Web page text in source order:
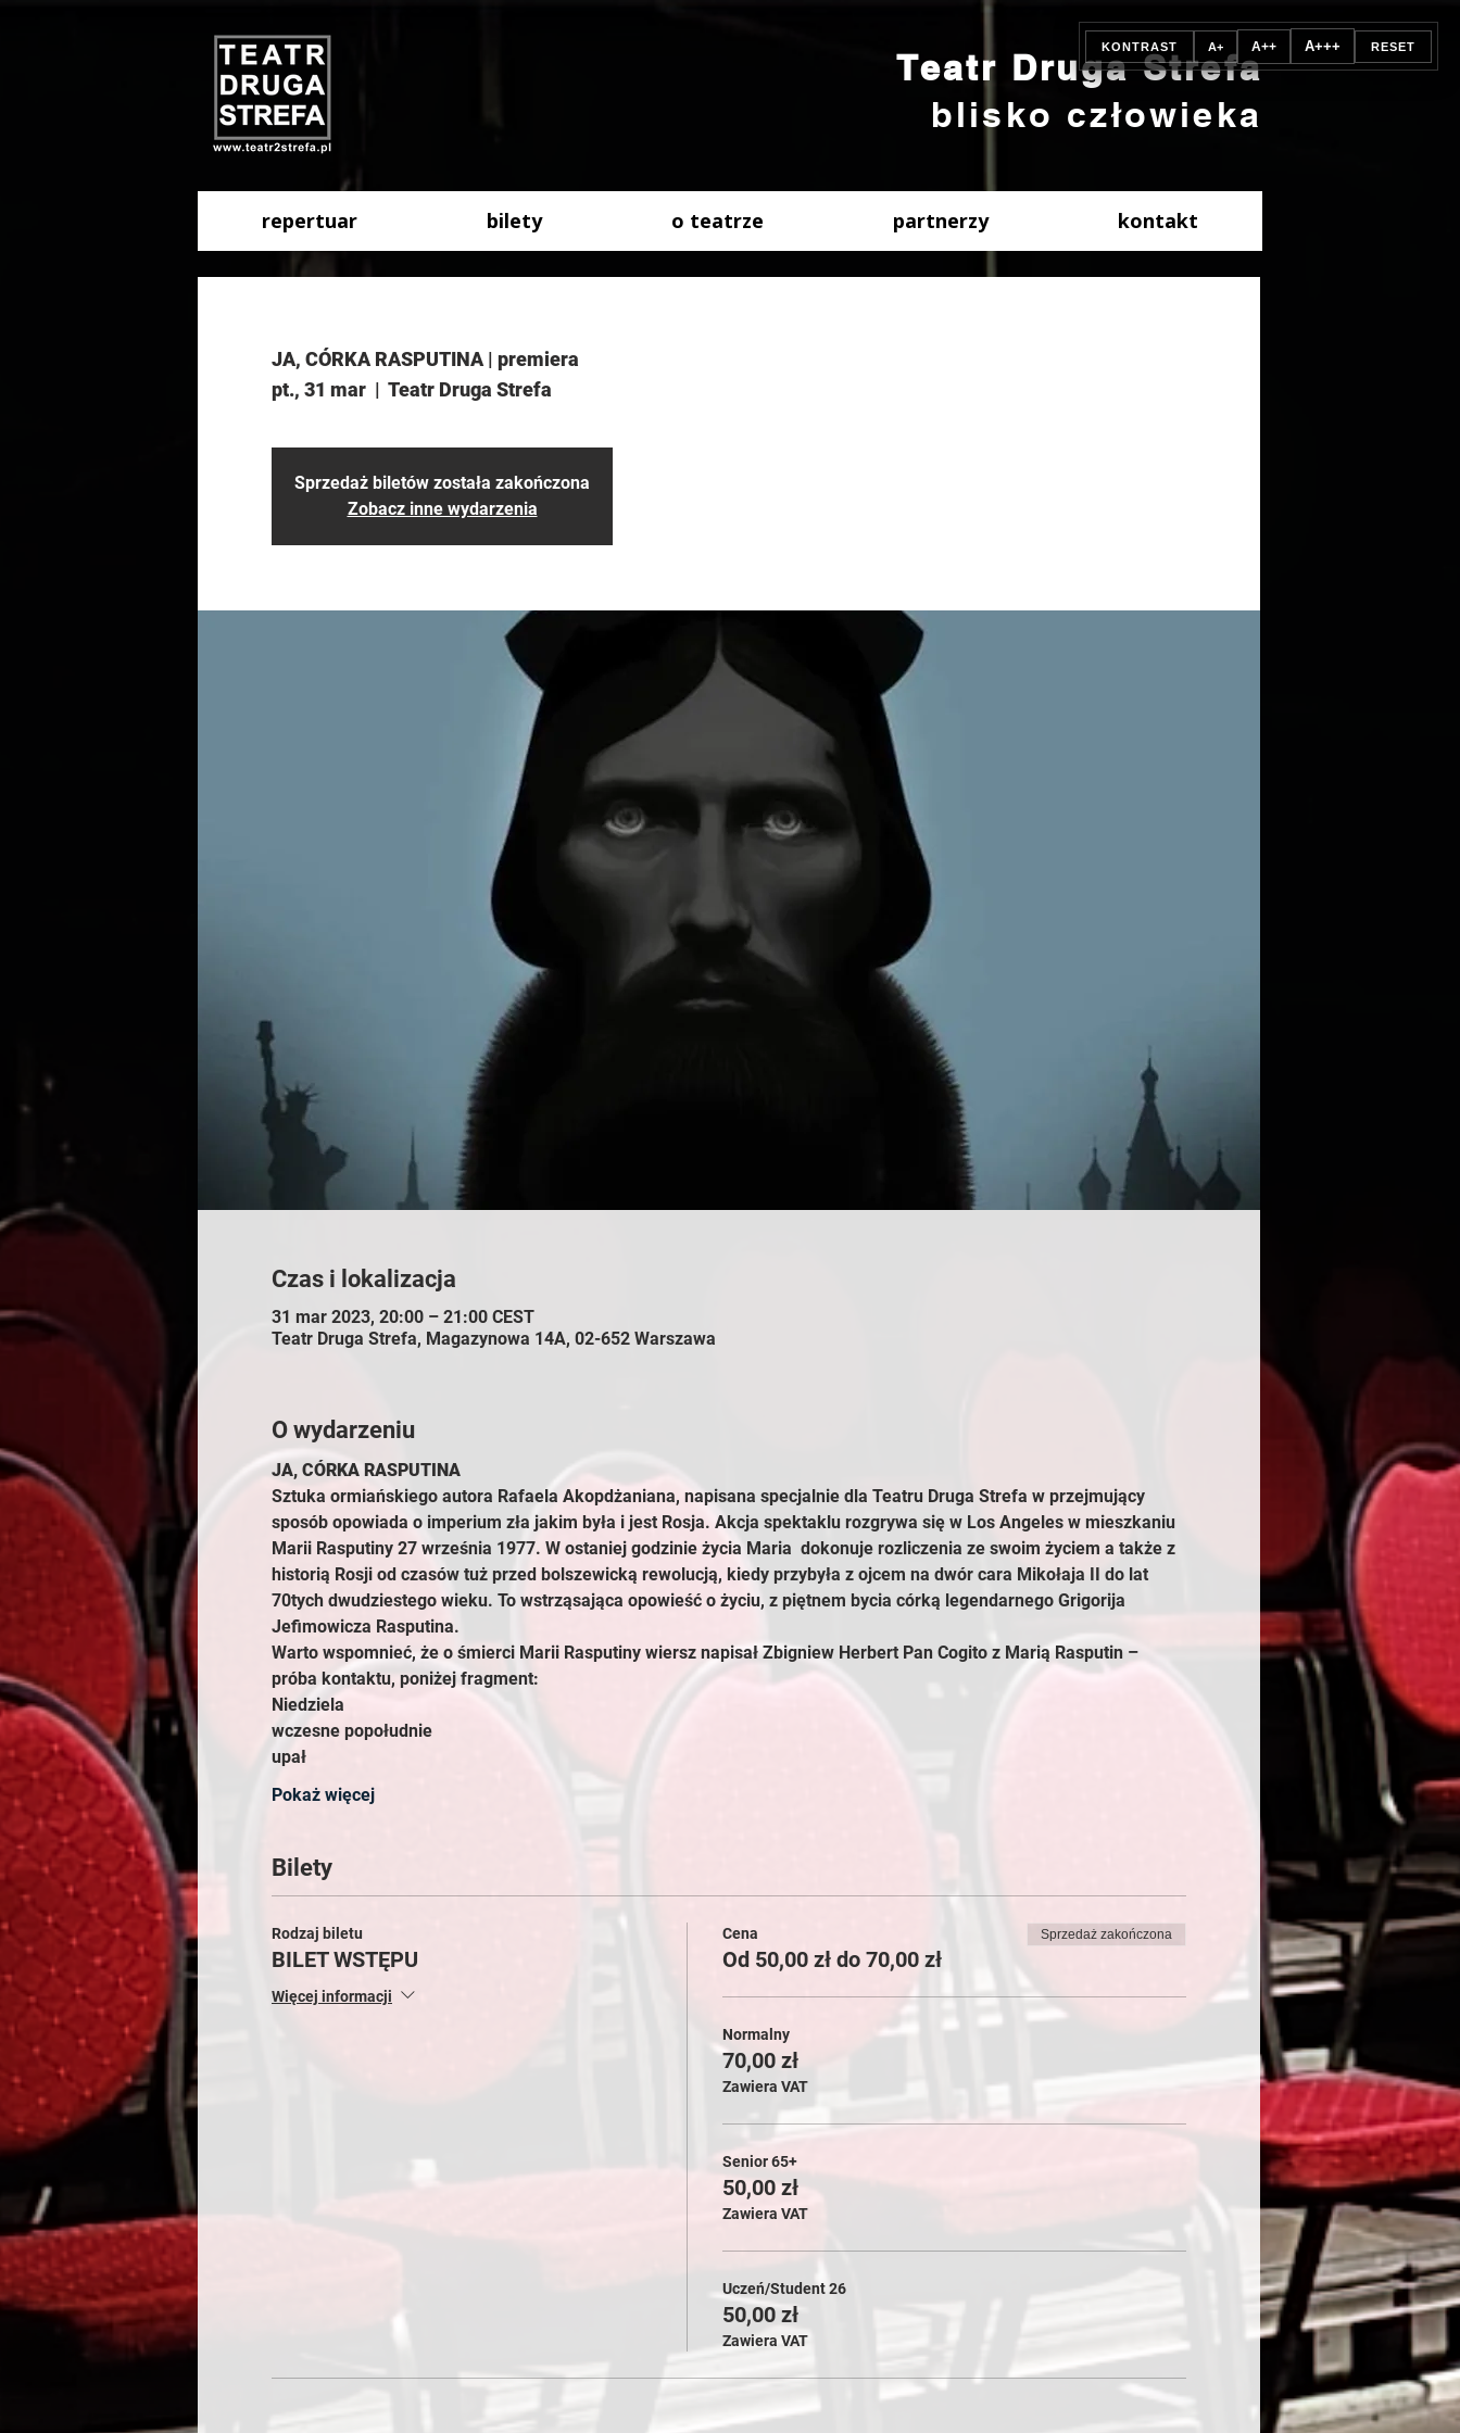
Teatr Druga Strefa
blisko człowieka
repertuar bilety o teatrze partnerzy kontakt
JA, CÓRKA RASPUTINA | premiera
pt., 31 mar
  |
Teatr Druga Strefa
Sprzedaż biletów została zakończona
Zobacz inne wydarzenia
Czas i lokalizacja
31 mar 2023, 20:00 – 21:00 CEST
Teatr Druga Strefa, Magazynowa 14A, 02-652 Warszawa
O wydarzeniu
JA, CÓRKA RASPUTINA
Sztuka ormiańskiego autora Rafaela Akopdżaniana, napisana specjalnie dla Teatru Druga Strefa w przejmujący
sposób opowiada o imperium zła jakim była i jest Rosja. Akcja spektaklu rozgrywa się w Los Angeles w mieszkaniu
Marii Rasputiny 27 września 1977. W ostaniej godzinie życia Maria  dokonuje rozliczenia ze swoim życiem a także z
historią Rosji od czasów tuż przed bolszewicką rewolucją, kiedy przybyła z ojcem na dwór cara Mikołaja II do lat
70tych dwudziestego wieku. To wstrząsająca opowieść o życiu, z piętnem bycia córką legendarnego Grigorija
Jefimowicza Rasputina.
Warto wspomnieć, że o śmierci Marii Rasputiny wiersz napisał Zbigniew Herbert Pan Cogito z Marią Rasputin –
próba kontaktu, poniżej fragment:
Niedziela
wczesne popołudnie
upał
Pokaż więcej
Bilety
Rodzaj biletu
BILET WSTĘPU
Więcej informacji
Cena
Od 50,00 zł do 70,00 zł
Sprzedaż zakończona
Normalny
70,00 zł
Zawiera VAT
Senior 65+
50,00 zł
Zawiera VAT
Uczeń/Student 26
50,00 zł
Zawiera VAT
KONTRAST A+ A++ A+++ RESET